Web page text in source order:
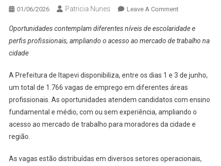
01/06/2026 Patricia Nunes Leave A CommentOn
Oferece
1.766
Emprego
Em
Diversas
Áreas
Na
Oportunidades contemplam diferentes níveis de escolaridade e
perfis profissionais, ampliando o acesso ao mercado de trabalho na
cidade
A Prefeitura de Itapevi disponibiliza, entre os dias 1 e 3 de junho,
um total de 1.766 vagas de emprego em diferentes áreas
profissionais. As oportunidades atendem candidatos com ensino
fundamental e médio, com ou sem experiência, ampliando o
acesso ao mercado de trabalho para moradores da cidade e
região.
As vagas estão distribuídas em diversos setores operacionais,